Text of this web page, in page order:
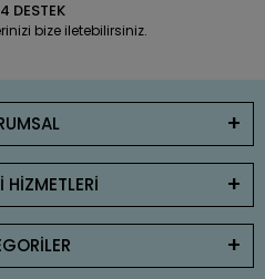
DESTEK
bize iletebilirsiniz.
HİZMETLERİ